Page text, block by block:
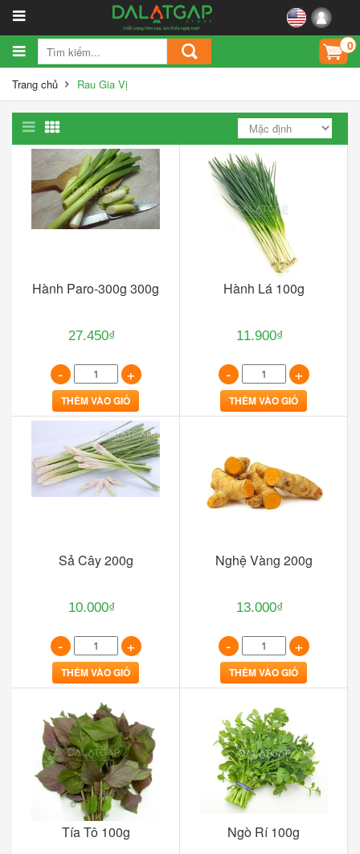
0
Trang chủ Rau Gia Vị
Hành Paro-300g 300g
27.450₫
- +
THÊM VÀO GIỎ
Hành Lá 100g
11.900₫
- +
THÊM VÀO GIỎ
Sả Cây 200g
10.000₫
- +
THÊM VÀO GIỎ
Nghệ Vàng 200g
13.000₫
- +
THÊM VÀO GIỎ
Tía Tô 100g Ngò Rí 100g